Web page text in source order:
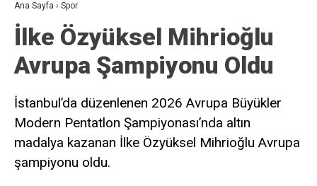
Ana Sayfa › Spor
İlke Özyüksel Mihrioğlu
Avrupa Şampiyonu Oldu
İstanbul’da düzenlenen 2026 Avrupa Büyükler
Modern Pentatlon Şampiyonası’nda altın
madalya kazanan İlke Özyüksel Mihrioğlu Avrupa
şampiyonu oldu.